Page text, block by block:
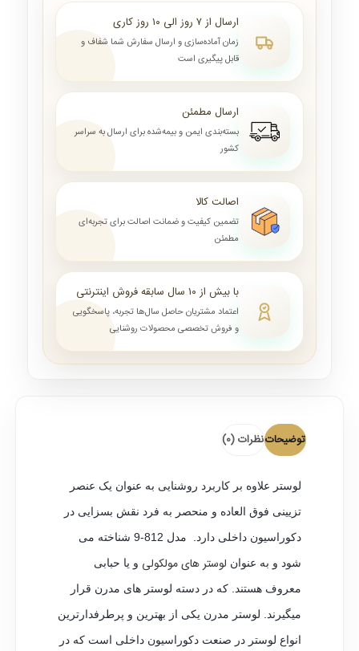
ارسال از ۷ روز الی ۱۰ روز کاری
زمان آماده‌سازی و ارسال سفارش شما شفاف و
قابل پیگیری است
ارسال مطمئن
بسته‌بندی ایمن و بیمه‌شده برای ارسال به سراسر
کشور
اصالت کالا
تضمین کیفیت و ضمانت اصالت برای تجربه‌ای
مطمئن
با بیش از ۱۰ سال سابقه فروش اینترنتی
اعتماد مشتریان حاصل سال‌ها تجربه، پاسخگویی
و فروش تخصصی محصولات روشنایی
توضیحاتنظرات (0)
لوستر علاوه بر کاربرد روشنایی به عنوان یک عنصر
تزیینی فوق العاده و منحصر به فرد نقش بسزایی در
دکوراسیون داخلی دارد. مدل 812-9 شناخته می
شود و به عنوان لوستر های مولکولی و یا حبابی
معروف هستند. که در دسته لوستر های مدرن قرار
میگیرند. لوستر مدرن یکی از بهترین و پرطرفدارترین
انواع لوستر در صنعت دکوراسیون داخلی است که در